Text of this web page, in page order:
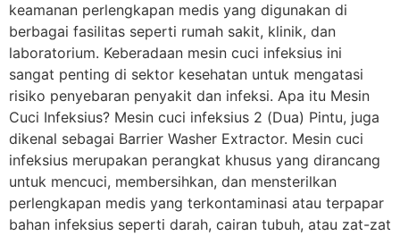
keamanan perlengkapan medis yang digunakan di
berbagai fasilitas seperti rumah sakit, klinik, dan
laboratorium. Keberadaan mesin cuci infeksius ini
sangat penting di sektor kesehatan untuk mengatasi
risiko penyebaran penyakit dan infeksi. Apa itu Mesin
Cuci Infeksius? Mesin cuci infeksius 2 (Dua) Pintu, juga
dikenal sebagai Barrier Washer Extractor. Mesin cuci
infeksius merupakan perangkat khusus yang dirancang
untuk mencuci, membersihkan, dan mensterilkan
perlengkapan medis yang terkontaminasi atau terpapar
bahan infeksius seperti darah, cairan tubuh, atau zat-zat